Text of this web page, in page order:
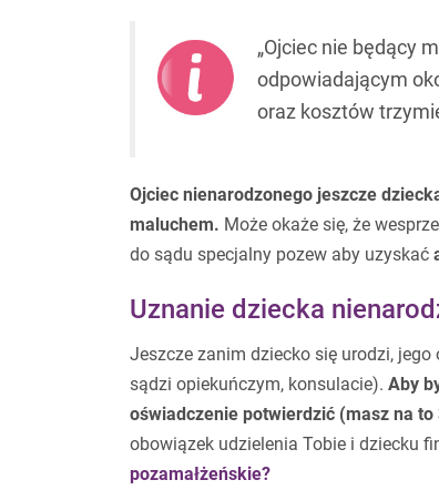
„Ojciec nie będący
odpowiadającym
oraz kosztów
Ojciec nienarodzonego jeszcze
maluchem. Może okaże się, że
do sądu specjalny pozew aby uzyskać
Uznanie dziecka
Jeszcze zanim dziecko się urodzi, jego
sądzi opiekuńczym, konsulacie). Aby
oświadczenie potwierdzić (masz na to
obowiązek udzielenia Tobie i dziecku
pozamałżeńskie?